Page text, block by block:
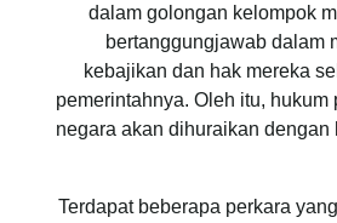
dalam golongan kelompok
bertanggungjawab dalam
kebajikan dan hak mereka
pemerintahnya. Oleh itu,
negara akan dihuraikan dengan
Terdapat beberapa perkara